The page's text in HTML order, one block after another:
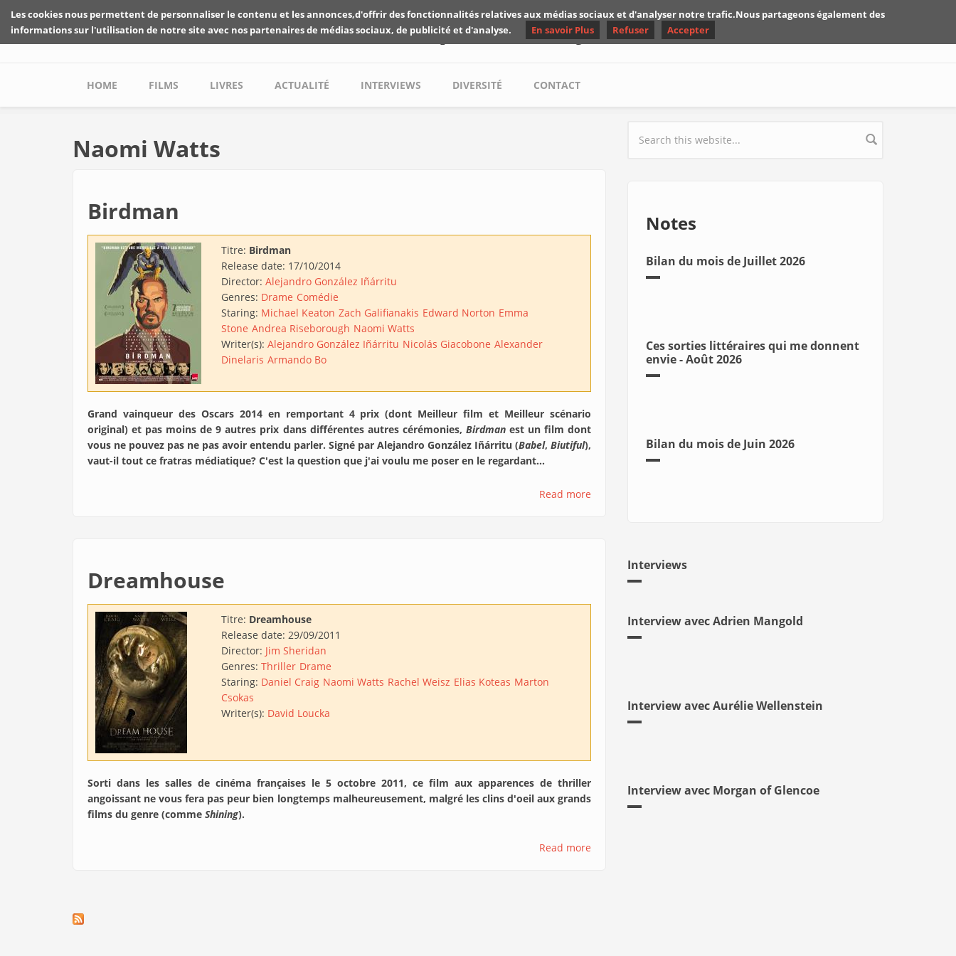
Skip to main content
Les critiques de Yuyine
Main menu
HOME FILMS LIVRES ACTUALITÉ INTERVIEWS DIVERSITÉ CONTACT
Naomi Watts
Birdman
Titre: Birdman
Release date: 17/10/2014
Director: Alejandro González Iñárritu
Genres: Drame Comédie
Staring: Michael Keaton Zach Galifianakis Edward Norton Emma
Stone Andrea Riseborough Naomi Watts
Writer(s): Alejandro González Iñárritu Nicolás Giacobone Alexander
Dinelaris Armando Bo
Grand vainqueur des Oscars 2014 en remportant 4 prix (dont Meilleur film et Meilleur scénario
original) et pas moins de 9 autres prix dans différentes autres cérémonies, Birdmanest un film dont
vous ne pouvez pas ne pas avoir entendu parler. Signé par Alejandro González Iñárritu (Babel, Biutiful),
vaut-il tout ce fratras médiatique? C'est la question que j'ai voulu me poser en le regardant...
Read more
Dreamhouse
Titre: Dreamhouse
Release date: 29/09/2011
Director: Jim Sheridan
Genres: Thriller Drame
Staring: Daniel Craig Naomi Watts Rachel Weisz Elias Koteas Marton
Csokas
Writer(s): David Loucka
Sorti dans les salles de cinéma françaises le 5 octobre 2011, ce film aux apparences de thriller
angoissant ne vous fera pas peur bien longtemps malheureusement, malgré les clins d'oeil aux grands
films du genre (comme Shining).
Read more
Search form
Notes
Bilan du mois de Juillet 2026
Ces sorties littéraires qui me donnent
envie - Août 2026
Bilan du mois de Juin 2026
Interviews
Interview avec Adrien Mangold
Interview avec Aurélie Wellenstein
Interview avec Morgan of Glencoe
Les cookies nous permettent de personnaliser le contenu et les annonces,d'offrir des fonctionnalités relatives aux médias sociaux et d'analyser notre trafic.Nous partageons également des
informations sur l'utilisation de notre site avec nos partenaires de médias sociaux, de publicité et d'analyse.
En savoir Plus Refuser Accepter